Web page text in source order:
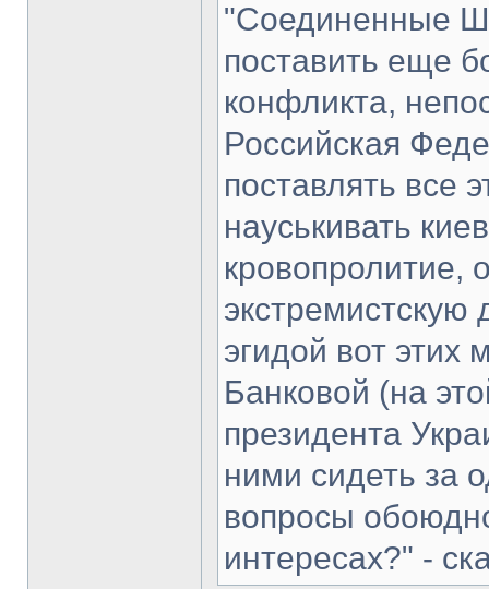
"Соединенные
поставить еще
конфликта,
Российская
поставлять все
науськивать
кровопролитие,
экстремистскую
эгидой вот
Банковой (на
президента
ними сидеть за
вопросы
интересах?" -